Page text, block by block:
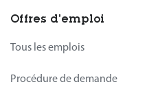
Offres d’emploi
Tous les emplois
Procédure de demande